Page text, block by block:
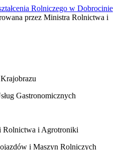
przez Ministra Rolnictwa i
Gastronomicznych
Rolnictwa i Agrotroniki
i Maszyn Rolniczych